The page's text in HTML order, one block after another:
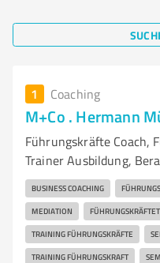
1 Coaching
M+Co . Hermann
Führungskräfte Coach,
Trainer Ausbildung,
BUSINESS COACHING
MEDIATION
TRAINING FÜHRUNGSKRÄFTE
TRAINING FÜHRUNGSKRAFT